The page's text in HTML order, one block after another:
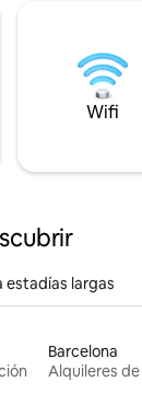
Wifi
estadías largas
Barcelona
Alquileres